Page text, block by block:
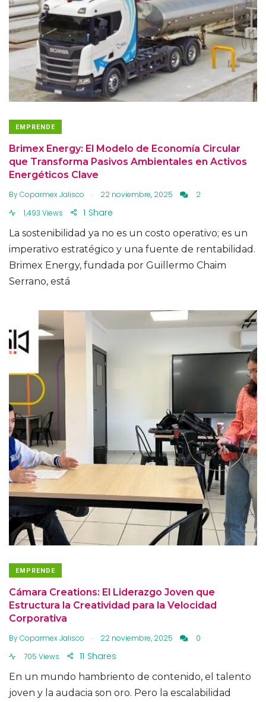
EMPRENDE
Brimex Energy: El Modelo de Economía Circular
que Transforma Pasivos Ambientales en Activos
Energéticos Clave
ByCoparmex Jalisco . 22 noviembre, 2025
2
1,493 Views
Share
1
La sostenibilidad ya no es un costo operativo; es un
imperativo estratégico y una fuente de rentabilidad.
Brimex Energy, fundada por Guillermo Chaim
Serrano, está
EMPRENDE
Cámara Creations: El Liderazgo Joven que
Estructura la Creatividad para la Velocidad
Corporativa
ByCoparmex Jalisco . 22 noviembre, 2025
0
705 Views
Shares
11
En un mundo hambriento de contenido, el talento
joven y la audacia son oro. Pero la escalabilidad